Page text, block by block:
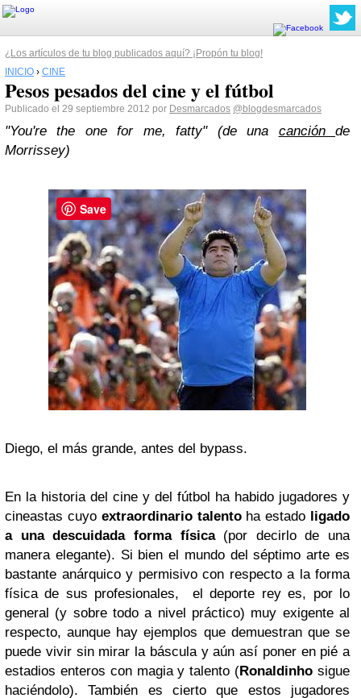
¿Los artículos de tu blog publicados aquí? ¡Propón tu blog!
INICIO › CINE
Pesos pesados del cine y el fútbol
Publicado el 29 septiembre 2012 por Desmarcados @blogdesmarcados
"You're the one for me, fatty" (de una canciónde
Morrissey)
Diego, el más grande, antes del bypass.
En la historia del cine y del fútbol ha habido jugadores y
cineastas cuyo extraordinario talentoha estado ligado
a una descuidada forma física(por decirlo de una
manera elegante). Si bien el mundo del séptimo arte es
bastante anárquico y permisivo con respecto a la forma
física de sus profesionales, el deporte rey es, por lo
general (y sobre todo a nivel práctico) muy exigente al
respecto, aunque hay ejemplos que demuestran que se
puede vivir sin mirar la báscula y aún así poner en pié a
estadios enteros con magia y talento (Ronaldinho sigue
haciéndolo). También es cierto que estos jugadores
Save